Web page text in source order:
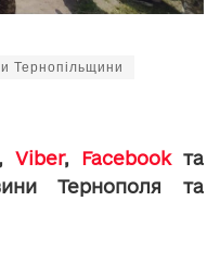
Тернопільщини
, Viber, Facebookта
Тернополя та